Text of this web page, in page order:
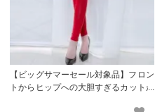
【ビッグサマーセール対象品】フロン
トからヒップへの大胆すぎるカットが